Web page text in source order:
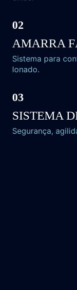
02
AMARRA
Sistema para
lonado.
03
SISTEMA
Segurança,